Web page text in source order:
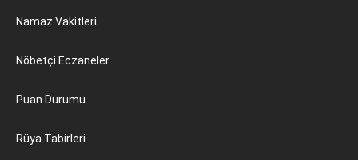
Namaz Vakitleri
Nöbetçi Eczaneler
Puan Durumu
Rüya Tabirleri